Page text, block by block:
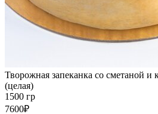
Творожная запеканка со сметаной
(целая)
1500 гр
7600₽